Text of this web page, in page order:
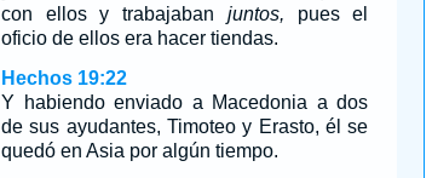
con ellos y trabajaban juntos, pues el
oficio de ellos era hacer tiendas.
Hechos 19:22
Y habiendo enviado a Macedonia a dos
de sus ayudantes, Timoteo y Erasto, él se
quedó en Asia por algún tiempo.